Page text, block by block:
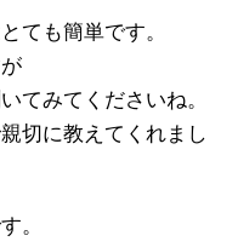
ても簡単です。
てみてくださいね。
切に教えてくれまし
。